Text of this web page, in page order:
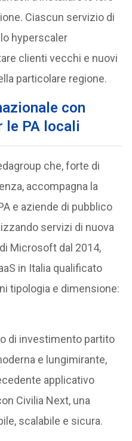
Ciascun servizio di
hyperscaler
clienti vecchi e nuovi
particolare regione.
con
le PA locali
che, forte di
accompagna la
e aziende di pubblico
servizi di nuova
Microsoft dal 2014,
in Italia qualificato
tipologia e dimensione:
di investimento partito
e lungimirante,
applicativo
Civilia Next, una
scalabile e sicura.